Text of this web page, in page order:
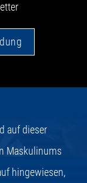
auf dieser
Maskulinums
hingewiesen,